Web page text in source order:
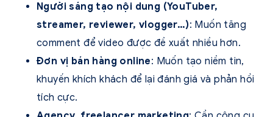
Người sáng tạo nội dung (YouTuber,
streamer, reviewer, vlogger…): Muốn tăng
comment để video được đề xuất nhiều hơn.
Đơn vị bán hàng online: Muốn tạo niềm tin,
khuyến khích khách để lại đánh giá và phản hồi
tích cực.